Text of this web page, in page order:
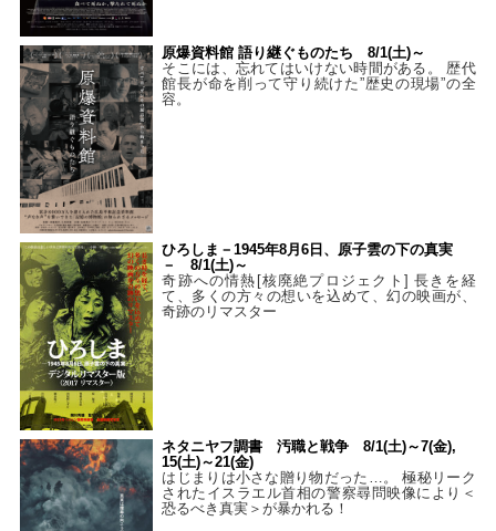
原爆資料館 語り継ぐものたち 8/1(土)～
そこには、忘れてはいけない時間がある。 歴代
館長が命を削って守り続けた”歴史の現場”の全
容。
ひろしま－1945年8月6日、原子雲の下の真実
－ 8/1(土)～
奇跡への情熱[核廃絶プロジェクト] 長きを経
て、多くの方々の想いを込めて、幻の映画が、
奇跡のリマスター
ネタニヤフ調書 汚職と戦争 8/1(土)～7(金),
15(土)～21(金)
はじまりは小さな贈り物だった…。 極秘リーク
されたイスラエル首相の警察尋問映像により＜
恐るべき真実＞が暴かれる！